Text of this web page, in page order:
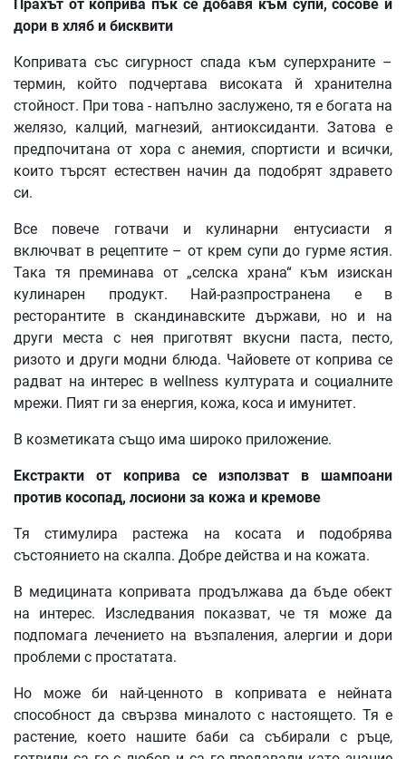
Прахът от коприва пък се добавя към супи, сосове и
дори в хляб и бисквити
Копривата със сигурност спада към суперхраните –
термин, който подчертава високата й хранителна
стойност. При това - напълно заслужено, тя е богата на
желязо, калций, магнезий, антиоксиданти. Затова е
предпочитана от хора с анемия, спортисти и всички,
които търсят естествен начин да подобрят здравето
си.
Все повече готвачи и кулинарни ентусиасти я
включват в рецептите – от крем супи до гурме ястия.
Така тя преминава от „селска храна“ към изискан
кулинарен продукт. Най-разпространена е в
ресторантите в скандинавските държави, но и на
други места с нея приготвят вкусни паста, песто,
ризото и други модни блюда. Чайовете от коприва се
радват на интерес в wellness културата и социалните
мрежи. Пият ги за енергия, кожа, коса и имунитет.
В козметиката също има широко приложение.
Екстракти от коприва се използват в шампоани
против косопад, лосиони за кожа и кремове
Тя стимулира растежа на косата и подобрява
състоянието на скалпа. Добре действа и на кожата.
В медицината копривата продължава да бъде обект
на интерес. Изследвания показват, че тя може да
подпомага лечението на възпаления, алергии и дори
проблеми с простатата.
Но може би най-ценното в копривата е нейната
способност да свързва миналото с настоящето. Тя е
растение, което нашите баби са събирали с ръце,